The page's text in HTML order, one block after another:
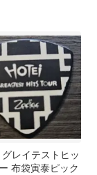
レイテストヒッ
布袋寅泰ピック